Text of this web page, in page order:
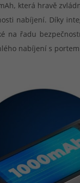
která hravě
nabíjení. Díky
na řadu
nabíjení s portem